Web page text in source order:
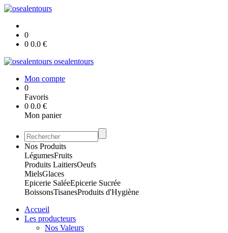
0
0 0.0 €
osealentours
Mon compte
0
Favoris
0 0.0 €
Mon panier
Nos Produits
LégumesFruits
Produits LaitiersOeufs
MielsGlaces
Epicerie SaléeEpicerie Sucrée
BoissonsTisanesProduits d'Hygiène
Accueil
Les producteurs
Nos Valeurs